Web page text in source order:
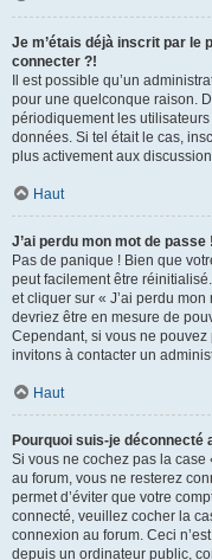
Je m’étais déjà inscrit par le
connecter ?!
Il est possible qu’un
pour une quelconque raison.
périodiquement les
données. Si tel était le cas,
plus activement aux
Haut
J’ai perdu mon mot de passe !
Pas de panique ! Bien que
peut facilement être
et cliquer sur « J’ai perdu
devriez être en mesure de
Cependant, si vous ne
invitons à contacter un
Haut
Pourquoi suis-je déconnecté
Si vous ne cochez pas la
au forum, vous ne resterez
permet d’éviter que votre
connecté, veuillez cocher la
connexion au forum. Ceci
depuis un ordinateur public,